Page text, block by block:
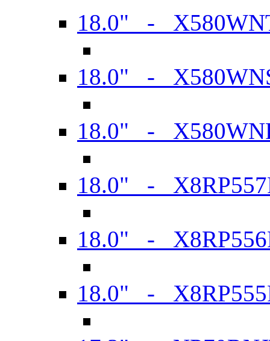
18.0" -
18.0" -
18.0" -
18.0" -
18.0" -
18.0" -